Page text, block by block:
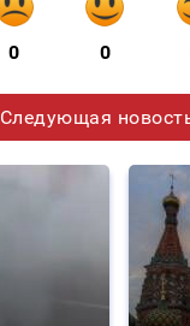
0 0
Следующая